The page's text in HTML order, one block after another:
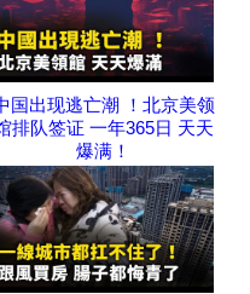
国出现逃亡潮 ！北京美领
排队签证 一年365日 天天
爆满！